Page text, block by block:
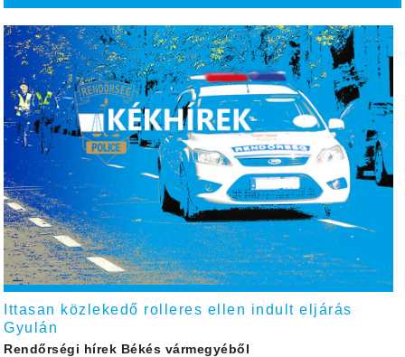
Ittasan közlekedő rolleres ellen indult eljárás
Gyulán
Rendőrségi hírek Békés vármegyéből